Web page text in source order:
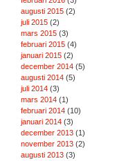
augusti 2015(2)
juli 2015(2)
mars 2015(3)
februari 2015(4)
januari 2015(2)
december 2014(5)
augusti 2014(5)
juli 2014(3)
mars 2014(1)
februari 2014(10)
januari 2014(3)
december 2013(1)
november 2013(2)
augusti 2013(3)